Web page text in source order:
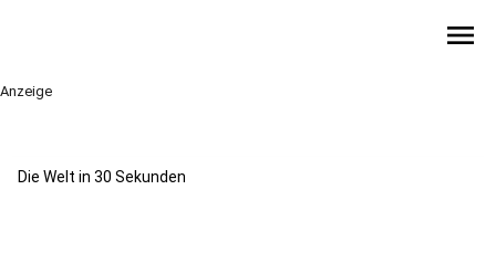
menu
Anzeige
Die Welt in 30 Sekunden